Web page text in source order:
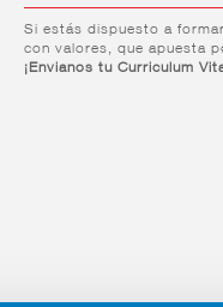
Si estás dispuesto a
con valores, que apuesta
¡Envianos tu Curriculum